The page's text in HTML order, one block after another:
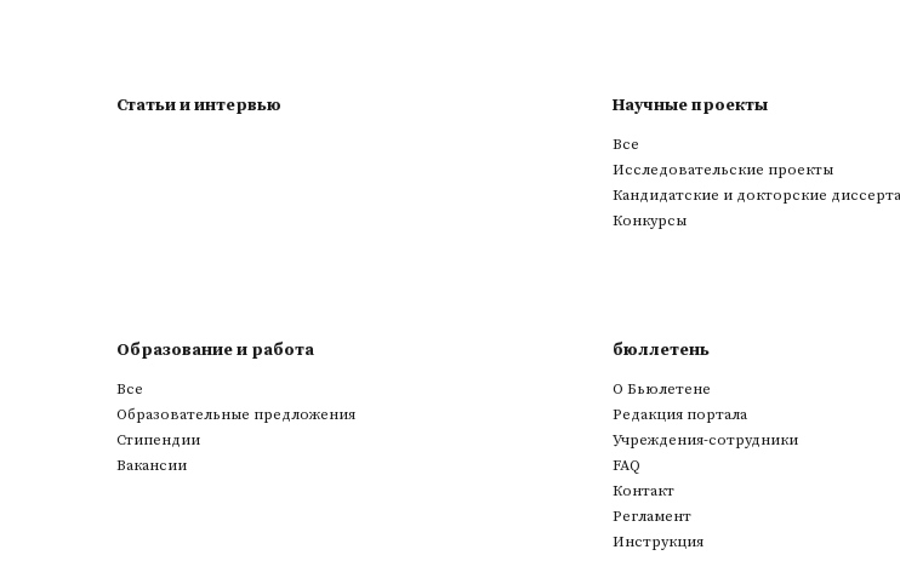
Статьи и интервью Научные проекты
Все
Исследовательские проекты
Кандидатские и докторские
Конкурсы
Образование и работа
Все
Образовательные предложения
Стипендии
Вакансии
бюллетень
О Бьюлетене
Редакция портала
Учреждения-сотрудники
FAQ
Контакт
Регламент
Инструкция